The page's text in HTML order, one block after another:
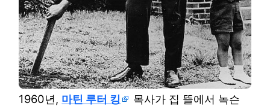
1960년, 마틴 루터 킹
목사가 집 뜰에서 녹슨